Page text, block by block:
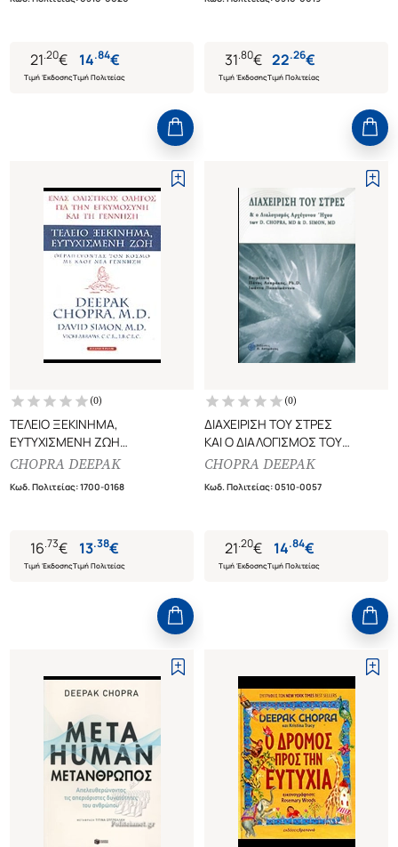
ΠΡΟΣΩΠΙΚΗ ΣΑΣ
21.20€
Τιμή Έκδοσης
14.84€
Τιμή Πολιτείας
ΣΤΗ ΓΗΡΑΝΣΗ
31.80€
Τιμή Έκδοσης
22.26€
Τιμή Πολιτείας
(0)
ΤΕΛΕΙΟ ΞΕΚΙΝΗΜΑ,
ΕΥΤΥΧΙΣΜΕΝΗ ΖΩΗ
ΕΝΑΣ ΟΛΙΣΤΙΚΟΣ ΟΔΗΓΟΣ ΓΙΑ
ΓΕΝΝΗΣΗ
CHOPRA DEEPAK
Κωδ. Πολιτείας:1700-0168
16.73€
Τιμή Έκδοσης
13.38€
Τιμή Πολιτείας
(0)
ΔΙΑΧΕΙΡΙΣΗ ΤΟΥ ΣΤΡΕΣ
ΚΑΙ Ο ΔΙΑΛΟΓΙΣΜΟΣ ΤΟΥ
ΑΡΧΕΓΟΝΟΥ ΗΧΟΥ
CHOPRA DEEPAK
Κωδ. Πολιτείας:0510-0057
21.20€
Τιμή Έκδοσης
14.84€
Τιμή Πολιτείας